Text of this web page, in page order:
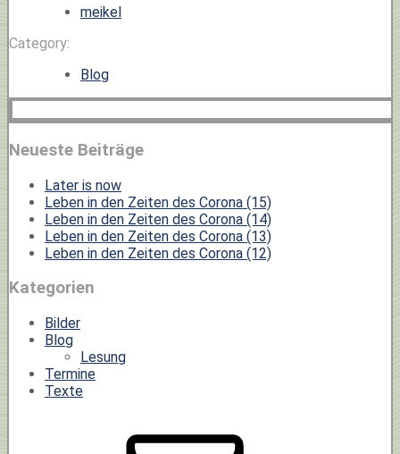
meikel
Category:
Blog
Neueste Beiträge
Later is now
Leben in den Zeiten des Corona (15)
Leben in den Zeiten des Corona (14)
Leben in den Zeiten des Corona (13)
Leben in den Zeiten des Corona (12)
Kategorien
Bilder
Blog
Lesung
Termine
Texte